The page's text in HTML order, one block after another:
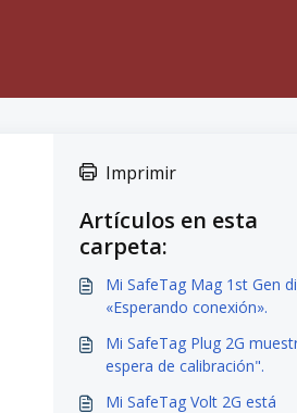
Imprimir
Artículos en esta
carpeta:
Mi SafeTag Mag 1st Gen
«Esperando conexión».
Mi SafeTag Plug 2G
espera de calibración".
Mi SafeTag Volt 2G está